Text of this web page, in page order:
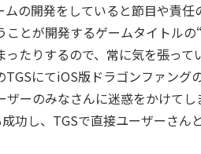
の開発をしていると節目や責
とが開発するゲームタイトル
たりするので、常に気を張って
にてiOS版ドラゴンファング
ーのみなさんに迷惑をかけて
功し、TGSで直接ユーザーさ